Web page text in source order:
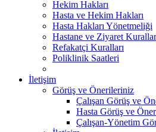
Hekim Hakları
Hasta ve Hekim Hakları
Hasta Hakları Yönetmeliği
Hastane ve Ziyaret
Refakatçi Kuralları
Poliklinik Saatleri
İletişim
Görüş ve Önerileriniz
Çalışan Görüş ve
Hasta Görüş ve
Çalışan-Yönetim